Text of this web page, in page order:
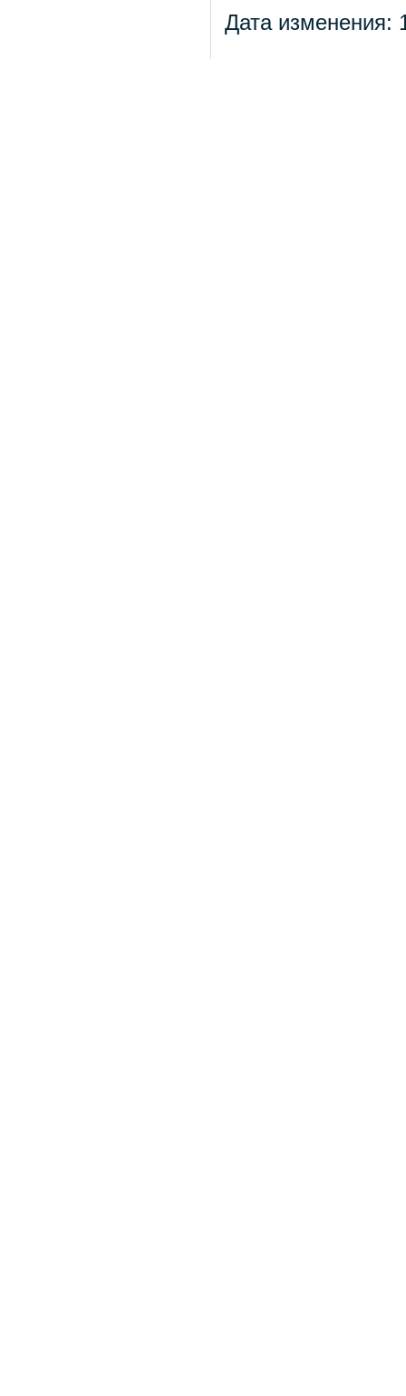
Дата изменения: